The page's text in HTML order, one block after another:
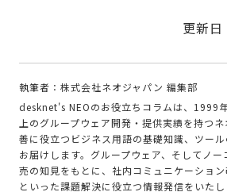
更新日
執筆者：株式会社ネオジャパン 編集部
desknet's NEOのお役立ちコラムは、1999
上のグループウェア開発・提供実績を持つ
善に役立つビジネス用語の基礎知識、ツー
お届けします。グループウェア、そしてノ
売の知見をもとに、社内コミュニケーショ
といった課題解決に役立つ情報発信をいたし